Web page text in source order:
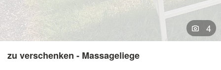
4
zu verschenken - Massageliege